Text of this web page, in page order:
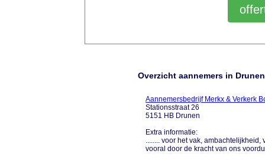
Overzicht aannemers in Drunen
Aannemersbedrijf Merkx & Verkerk
Stationsstraat 26
5151 HB Drunen
Extra informatie:
........ voor het vak,
vooral door de kracht van ons